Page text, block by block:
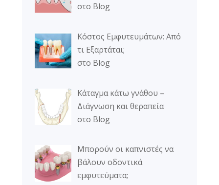
στο Blog
Κόστος Εμφυτευμάτων: Από
τι Εξαρτάται;
στο Blog
Κάταγμα κάτω γνάθου –
Διάγνωση και θεραπεία
στο Blog
Μπορούν οι καπνιστές να
βάλουν οδοντικά
εμφυτεύματα;